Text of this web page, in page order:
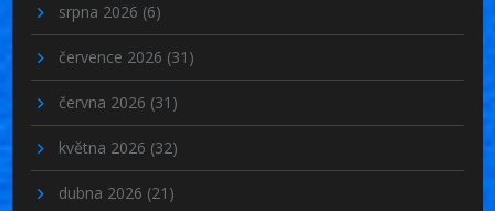
srpna 2026 (6)
července 2026 (31)
června 2026 (31)
května 2026 (32)
dubna 2026 (21)